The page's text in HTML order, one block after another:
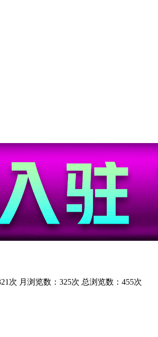
次 月浏览数：325次 总浏览数：455次